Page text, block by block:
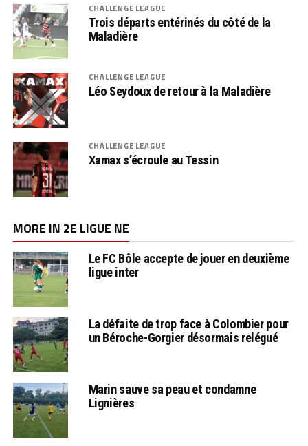
CHALLENGE LEAGUE
Trois départs entérinés du côté de la
Maladière
CHALLENGE LEAGUE
Léo Seydoux de retour à la Maladière
CHALLENGE LEAGUE
Xamax s’écroule au Tessin
MORE IN 2E LIGUE NE
Le FC Bôle accepte de jouer en deuxième
ligue inter
La défaite de trop face à Colombier pour
un Béroche-Gorgier désormais relégué
Marin sauve sa peau et condamne
Lignières